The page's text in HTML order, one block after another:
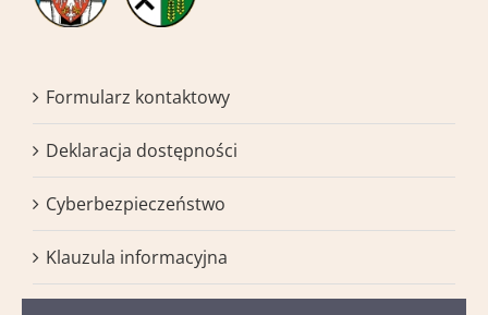
Formularz kontaktowy
Deklaracja dostępności
Cyberbezpieczeństwo
Klauzula informacyjna